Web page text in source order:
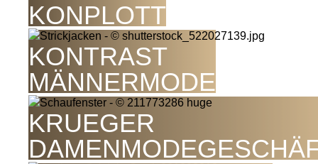
KONPLOTT
KONTRAST
MÄNNERMODE
KRUEGER